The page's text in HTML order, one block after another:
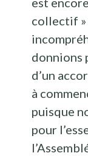
collectif »
donnions
d’un
à
puisque
pour